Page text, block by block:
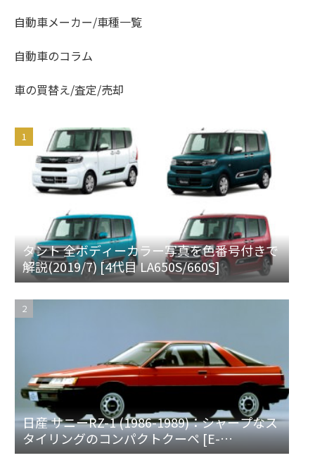
自動車メーカー/車種一覧
自動車のコラム
車の買替え/査定/売却
タント 全ボディーカラー写真を色番号付きで
解説(2019/7) [4代目 LA650S/660S]
日産 サニーRZ-1 (1986-1989)：シャープなス
タイリングのコンパクトクーペ [E-
HB/EB/FB12]